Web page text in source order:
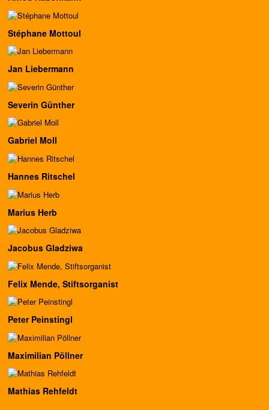
Stéphane Mottoul
Jan Liebermann
Severin Günther
Gabriel Moll
Hannes Ritschel
Marius Herb
Jacobus Gladziwa
Felix Mende, Stiftsorganist
Peter Peinstingl
Maximilian Pöllner
Mathias Rehfeldt